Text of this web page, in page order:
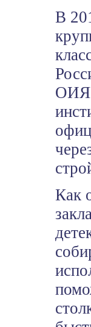
В
Как